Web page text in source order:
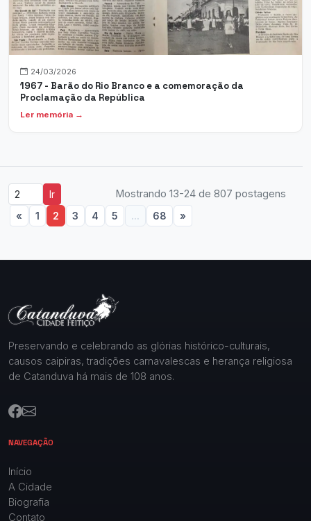
24/03/2026
1967 - Barão do Rio Branco e a comemoração da
Proclamação da República
Ler memória →
Ir Mostrando 13-24 de 807 postagens
« 1 2 3 4 5 ... 68 »
Preservando e celebrando as glórias histórico-culturais,
causos caipiras, tradições carnavalescas e herança religiosa
de Catanduva há mais de 108 anos.
NAVEGAÇÃO
Início
A Cidade
Biografia
Contato